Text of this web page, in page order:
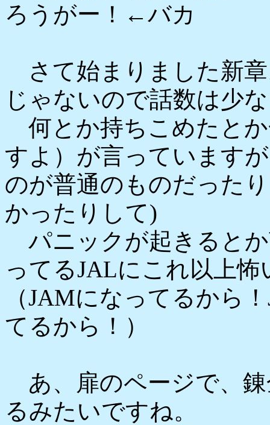
ろうがー！←バカ
さて始まりました新
じゃないので話数は少
何とか持ちこめたと
すよ）が言っています
のが普通のものだった
かったりして)
パニックが起きると
ってるJALにこれ以上
（JAMになってるから
てるから！）
あ、扉のページで、
るみたいですね。